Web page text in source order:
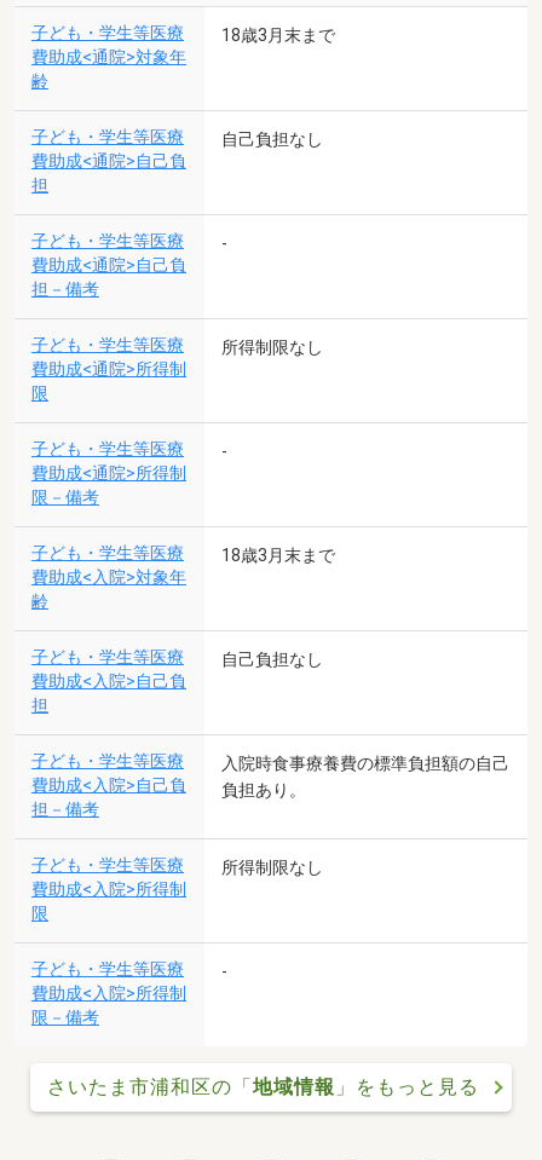
子ども・学生等医療
費助成<通院>対象年
齢
18歳3月末まで
子ども・学生等医療
費助成<通院>自己負
担
自己負担なし
子ども・学生等医療
費助成<通院>自己負
担－備考
-
子ども・学生等医療
費助成<通院>所得制
限
所得制限なし
子ども・学生等医療
費助成<通院>所得制
限－備考
-
子ども・学生等医療
費助成<入院>対象年
齢
18歳3月末まで
子ども・学生等医療
費助成<入院>自己負
担
自己負担なし
子ども・学生等医療
費助成<入院>自己負
担－備考
入院時食事療養費の標準負担額の自己
負担あり。
子ども・学生等医療
費助成<入院>所得制
限
所得制限なし
子ども・学生等医療
費助成<入院>所得制
限－備考
-
さいたま市浦和区の「地域情報 」をもっと見る